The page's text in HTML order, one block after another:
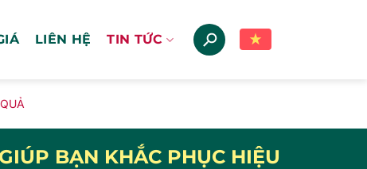
LIÊN HỆ TIN TỨC
BẠN KHẮC PHỤC HIỆU